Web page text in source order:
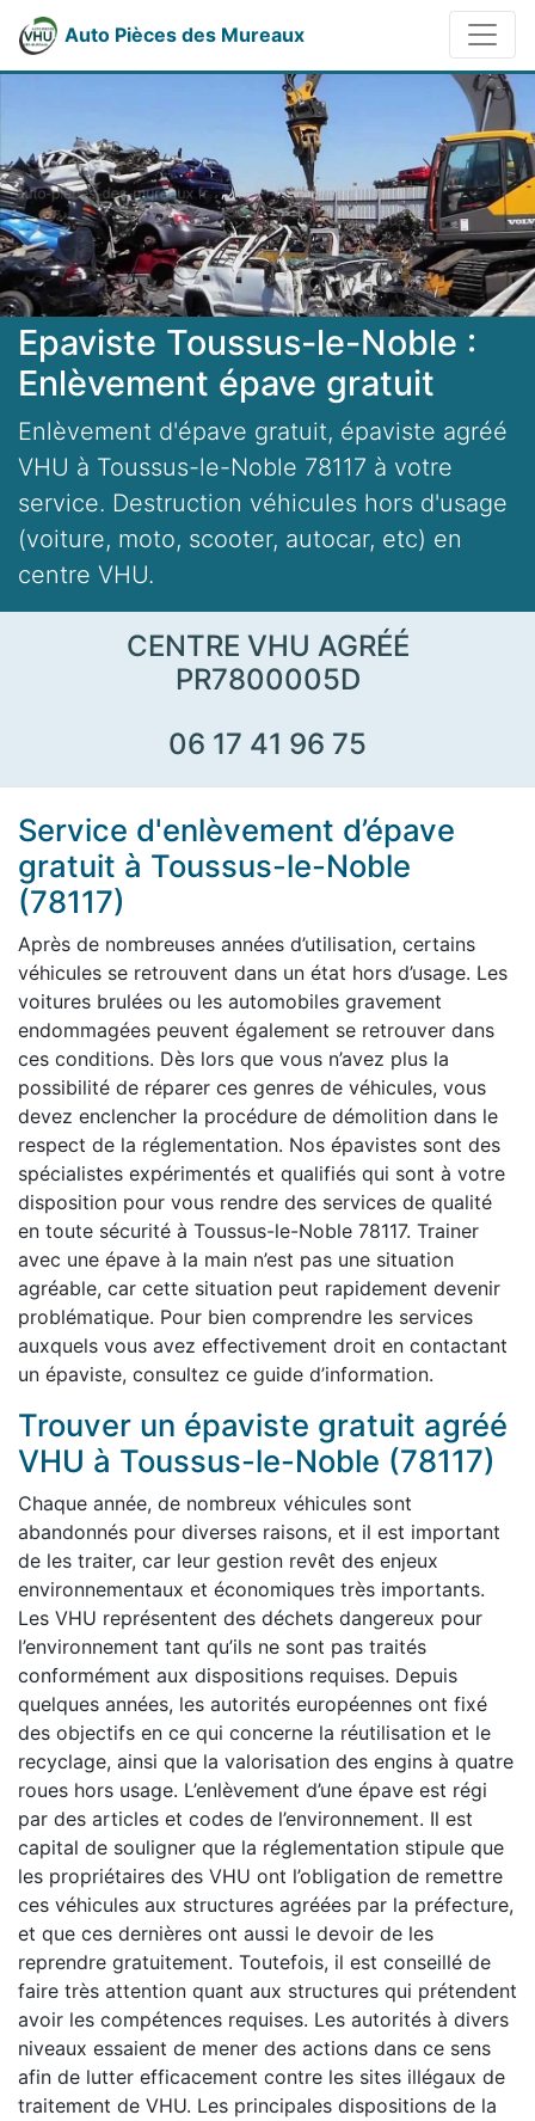
Auto Pièces des Mureaux
Epaviste Toussus-le-Noble :
Enlèvement épave gratuit
Enlèvement d'épave gratuit, épaviste agréé
VHU à Toussus-le-Noble 78117 à votre
service. Destruction véhicules hors d'usage
(voiture, moto, scooter, autocar, etc) en
centre VHU.
CENTRE VHU AGRÉÉ
PR7800005D
06 17 41 96 75
Service d'enlèvement d’épave
gratuit à Toussus-le-Noble
(78117)
Après de nombreuses années d’utilisation, certains
véhicules se retrouvent dans un état hors d’usage. Les
voitures brulées ou les automobiles gravement
endommagées peuvent également se retrouver dans
ces conditions. Dès lors que vous n’avez plus la
possibilité de réparer ces genres de véhicules, vous
devez enclencher la procédure de démolition dans le
respect de la réglementation. Nos épavistes sont des
spécialistes expérimentés et qualifiés qui sont à votre
disposition pour vous rendre des services de qualité
en toute sécurité à Toussus-le-Noble 78117. Trainer
avec une épave à la main n’est pas une situation
agréable, car cette situation peut rapidement devenir
problématique. Pour bien comprendre les services
auxquels vous avez effectivement droit en contactant
un épaviste, consultez ce guide d’information.
Trouver un épaviste gratuit agréé
VHU à Toussus-le-Noble (78117)
Chaque année, de nombreux véhicules sont
abandonnés pour diverses raisons, et il est important
de les traiter, car leur gestion revêt des enjeux
environnementaux et économiques très importants.
Les VHU représentent des déchets dangereux pour
l’environnement tant qu’ils ne sont pas traités
conformément aux dispositions requises. Depuis
quelques années, les autorités européennes ont fixé
des objectifs en ce qui concerne la réutilisation et le
recyclage, ainsi que la valorisation des engins à quatre
roues hors usage. L’enlèvement d’une épave est régi
par des articles et codes de l’environnement. Il est
capital de souligner que la réglementation stipule que
les propriétaires des VHU ont l’obligation de remettre
ces véhicules aux structures agréées par la préfecture,
et que ces dernières ont aussi le devoir de les
reprendre gratuitement. Toutefois, il est conseillé de
faire très attention quant aux structures qui prétendent
avoir les compétences requises. Les autorités à divers
niveaux essaient de mener des actions dans ce sens
afin de lutter efficacement contre les sites illégaux de
traitement de VHU. Les principales dispositions de la